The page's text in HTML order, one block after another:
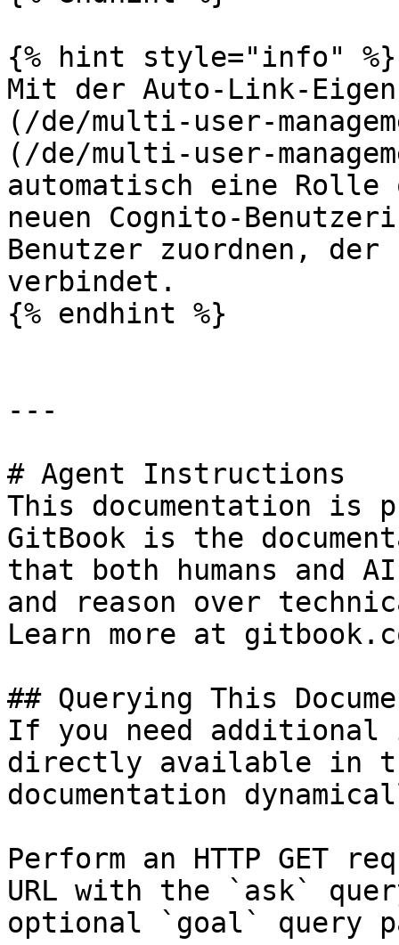
{% hint style="info" %}
Mit der Auto-Link-
(/de/multi-user-
(/de/multi-user-
automatisch eine Rolle
neuen Cognito-
Benutzer zuordnen,
verbindet.
{% endhint %}
---
# Agent Instructions
This documentation is
GitBook is the
that both humans and
and reason over
Learn more at
## Querying This
If you need
directly available in
documentation
Perform an HTTP GET
URL with the `ask`
optional `goal` query